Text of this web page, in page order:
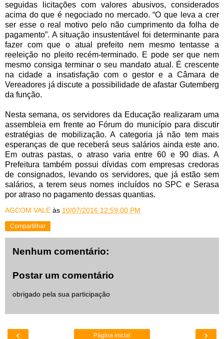
seguidas licitações com valores abusivos, considerados
acima do que é negociado no mercado. “O que leva a crer
ser esse o real motivo pelo não cumprimento da folha de
pagamento”. A situação insustentável foi determinante para
fazer com que o atual prefeito nem mesmo tentasse a
reeleição no pleito recém-terminado. E pode ser que nem
mesmo consiga terminar o seu mandato atual. É crescente
na cidade a insatisfação com o gestor e a Câmara de
Vereadores já discute a possibilidade de afastar Gutemberg
da função.
Nesta semana, os servidores da Educação realizaram uma
assembleia em frente ao Fórum do município para discutir
estratégias de mobilização. A categoria já não tem mais
esperanças de que receberá seus salários ainda este ano.
Em outras pastas, o atraso varia entre 60 e 90 dias. A
Prefeitura também possui dívidas com empresas credoras
de consignados, levando os servidores, que já estão sem
salários, a terem seus nomes incluídos no SPC e Serasa
por atraso no pagamento dessas quantias.
AGCOM VALE às 10/07/2016 12:59:00 PM
Compartilhar
Nenhum comentário:
Postar um comentário
obrigado pela sua participação
‹ ›
Página inicial